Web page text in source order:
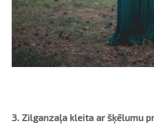
3. Zilganzaļa kleita ar šķēlumu